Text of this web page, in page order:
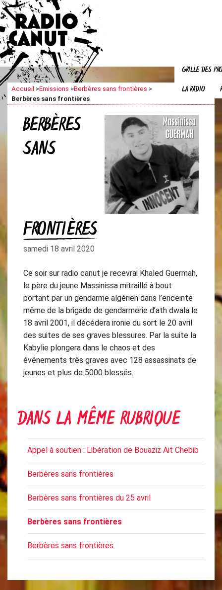
GRILLE DES
LA RADIO
Accueil >Emissions >Berbères sans frontières >
Berbères sans frontières
BERBÈRES
SANS
FRONTIÈRES
samedi 18 avril 2020
Ce soir sur radio canut je recevrai Khaled Guermah,
le père du jeune Massinissa mitraillé à bout
portant par un gendarme algérien dans l’enceinte
même de la brigade de gendarmerie d’ath dwala le
18 avril 2001, il décédera ironie du sort le 20 avril
des suites de ses graves blessures. Par la suite la
Kabylie plongera dans le chaos et des
événements très graves avec 128 assassinats de
jeunes et plus de 5000 blessés.
DANS LA MÊME RUBRIQUE
Appel à soutien : Libération de Bouaziz Ait Chebib
Berbères sans frontières
Berbères sans frontières du 25 avril
Berbères sans frontières
Berbères sans frontières